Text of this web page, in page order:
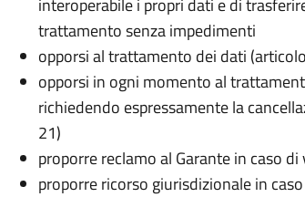
interoperabile i propri dati e di
trattamento senza impedimenti
opporsi al trattamento dei dati
opporsi in ogni momento al
richiedendo espressamente la
21)
proporre reclamo al Garante in caso
proporre ricorso giurisdizionale in